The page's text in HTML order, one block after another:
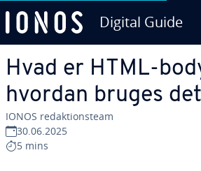
Digital Guide
Hvad er HTML-
hvordan bruges
IONOS re­dak­tions­team
30.06.2025
5 mins